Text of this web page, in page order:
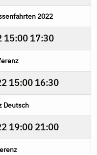
2022
15:00 17:30
15:00 16:30
Deutsch
19:00 21:00